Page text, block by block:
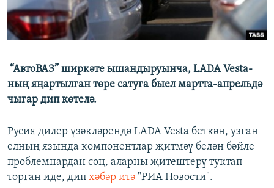
ДИНИ ТОРМЫШ
ПӘРӘВЕЗ
ӘЙДӘ ONLINE
IDEL.РЕАЛИИ
БЕЗГӘ КУШЫЛЫГЫЗ!
БАШКА ТЕЛЛӘРДӘ
“АвтоВАЗ” ширкәте ышандыруынча, LADA Vesta-
ның яңартылган төре сатуга быел мартта-апрельдә
чыгар дип көтелә.
Русия дилер үзәкләрендә LADA Vesta беткән, узган
елның язында компонентлар җитмәү белән бәйле
проблемнардан соң, аларны җитештерү туктап
торган иде, дип хәбәр итә "РИА Новости".